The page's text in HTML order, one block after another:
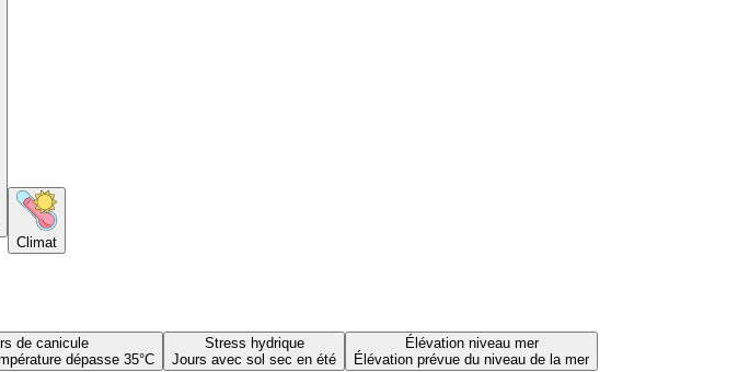
Climat
de canicule
dépasse 35°C
Stress hydrique
Jours avec sol sec en été
Élévation niveau mer
Élévation prévue du niveau de la mer